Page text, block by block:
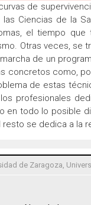
de
las Ciencias de la
el tiempo
Otras veces, se
de un
concretos como,
de estas
profesionales
en todo lo posible
resto se dedica a la
de Zaragoza,